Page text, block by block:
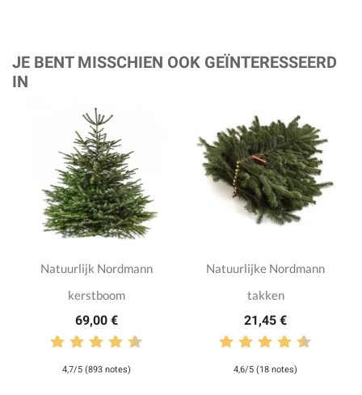
JE BENT MISSCHIEN OOK GEÏNTERESSEERD
IN
Natuurlijk Nordmann
kerstboom
69,00 €
4,7/5 (893 notes)
Natuurlijke Nordmann
takken
21,45 €
4,6/5 (18 notes)